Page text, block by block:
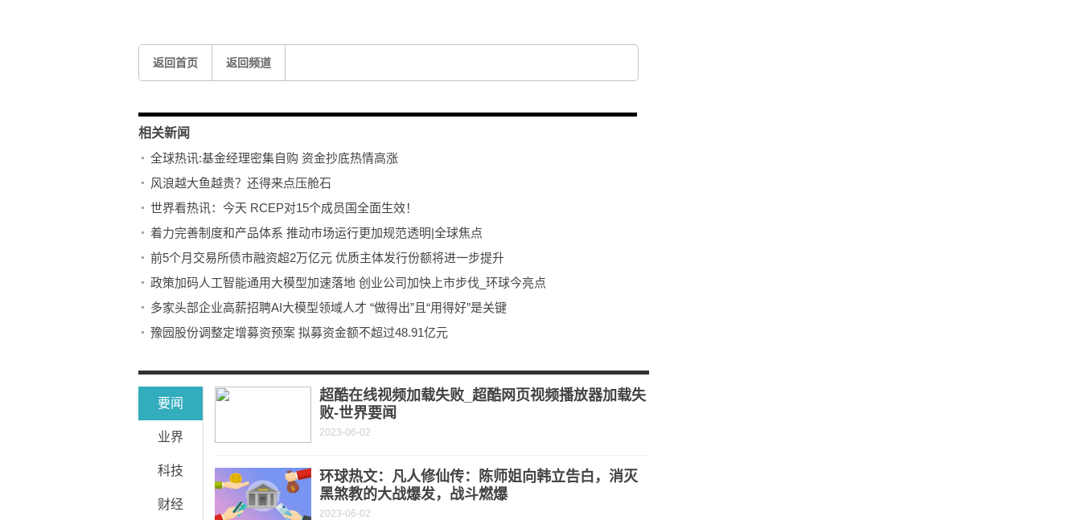
返回首页 返回频道
相关新闻
全球热讯:基金经理密集自购 资金抄底热情高涨
风浪越大鱼越贵？还得来点压舱石
世界看热讯：今天 RCEP对15个成员国全面生效！
着力完善制度和产品体系 推动市场运行更加规范透明|全球焦点
前5个月交易所债市融资超2万亿元 优质主体发行份额将进一步提升
政策加码人工智能通用大模型加速落地 创业公司加快上市步伐_环球今亮点
多家头部企业高薪招聘AI大模型领域人才 “做得出”且“用得好”是关键
豫园股份调整定增募资预案 拟募资金额不超过48.91亿元
要闻
业界
科技
财经
超酷在线视频加载失败_超酷网页视频播放器加载失
败-世界要闻
2023-06-02
环球热文：凡人修仙传：陈师姐向韩立告白，消灭
黑煞教的大战爆发，战斗燃爆
2023-06-02